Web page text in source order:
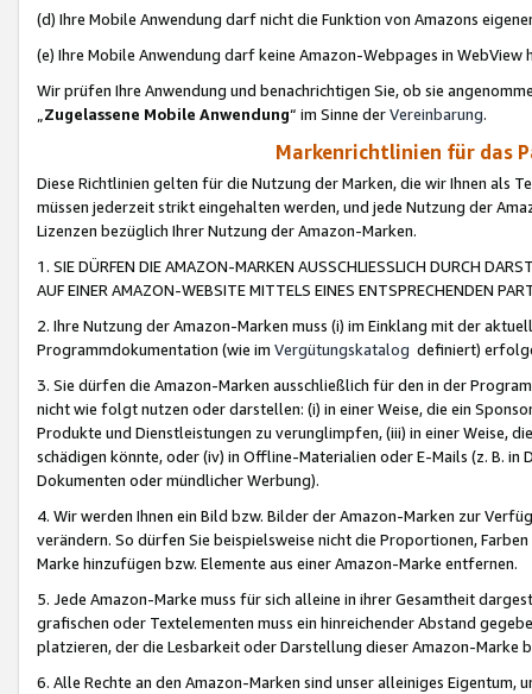
(d) Ihre Mobile Anwendung darf nicht die Funktion von Amazons
(e) Ihre Mobile Anwendung darf keine Amazon-Webpages in WebView
Wir prüfen Ihre Anwendung und benachrichtigen Sie, ob sie
„Zugelassene Mobile Anwendung“ im Sinne derVereinbarung.
Markenrichtlinien für das
Diese Richtlinien gelten für die Nutzung der Marken, die wir Ihnen als
müssen jederzeit strikt eingehalten werden, und jede Nutzung der
Lizenzen bezüglich Ihrer Nutzung der Amazon-Marken.
1. SIE DÜRFEN DIE AMAZON-MARKEN AUSSCHLIESSLICH DURCH
AUF EINER AMAZON-WEBSITE MITTELS EINES ENTSPRECHENDEN
2. Ihre Nutzung der Amazon-Marken muss (i) im Einklang mit der
Programmdokumentation (wie im Vergütungskatalog definiert)
3. Sie dürfen die Amazon-Marken ausschließlich für den in der
nicht wie folgt nutzen oder darstellen: (i) in einer Weise, die ein
Produkte und Dienstleistungen zu verunglimpfen, (iii) in einer Weise,
schädigen könnte, oder (iv) in Offline-Materialien oder E-Mails (z. B. in
Dokumenten oder mündlicher Werbung).
4. Wir werden Ihnen ein Bild bzw. Bilder der Amazon-Marken zur
verändern. So dürfen Sie beispielsweise nicht die Proportionen,
Marke hinzufügen bzw. Elemente aus einer Amazon-Marke entfernen.
5. Jede Amazon-Marke muss für sich alleine in ihrer Gesamtheit
grafischen oder Textelementen muss ein hinreichender Abstand
platzieren, der die Lesbarkeit oder Darstellung dieser Amazon-Marke
6. Alle Rechte an den Amazon-Marken sind unser alleiniges